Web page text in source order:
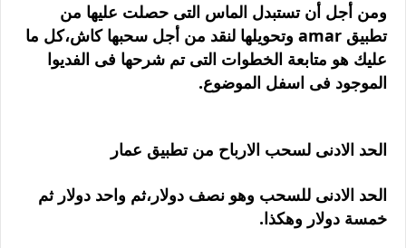
ومن أجل أن تستبدل الماس التى حصلت عليها من
تطبيق amar وتحويلها لنقد من أجل سحبها كاش،كل ما
عليك هو متابعة الخطوات التى تم شرحها فى الفديوا
الموجود فى اسفل الموضوع.
الحد الادنى لسحب الارباح من تطبيق عمار
الحد الادنى للسحب وهو نصف دولار،ثم واحد دولار ثم
خمسة دولار وهكذا.